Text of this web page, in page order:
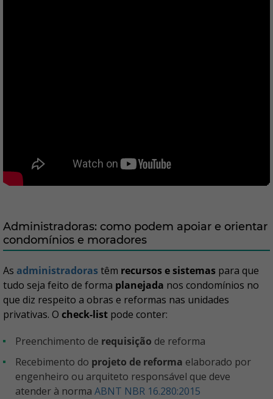
Administradoras: como podem apoiar e orientar
condomínios e moradores
As administradorastêm recursos e sistemas para que
tudo seja feito de forma planejada nos condomínios no
que diz respeito a obras e reformas nas unidades
privativas. O check-list pode conter:
preenchimento de requisição de reforma
recebimento do projeto de reforma elaborado por
engenheiro ou arquiteto responsável que deve
atender à norma ABNT NBR 16.280:2015